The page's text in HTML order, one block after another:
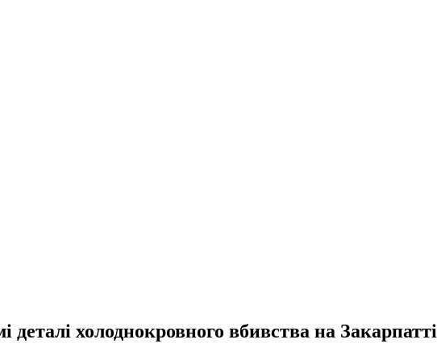
деталі холоднокровного вбивства на Закарпатті